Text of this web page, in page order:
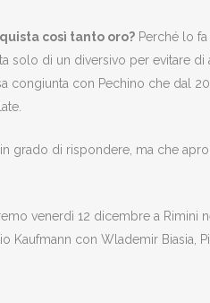
così tanto oro? Perché lo
solo di un diversivo per evitare
congiunta con Pechino che dal
grado di rispondere, ma che
venerdì 12 dicembre a Rimini
Kaufmann con Wlademir Biasia,